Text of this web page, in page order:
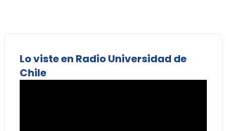
Lo viste en Radio Universidad de
Chile